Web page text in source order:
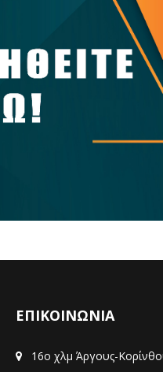
ΕΠΙΚΟΙΝΩΝΙΑ
16ο χλμ Άργους-